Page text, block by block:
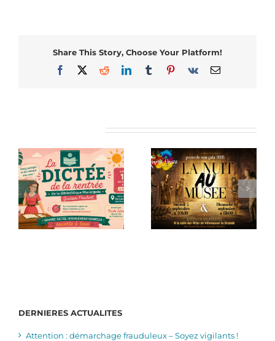
Share This Story, Choose Your Platform!
Facebook
X RedditLinkedInTumblrPinterest
Vk Email
DERNIERES ACTUALITES
Attention : démarchage frauduleux – Soyez vigilants !